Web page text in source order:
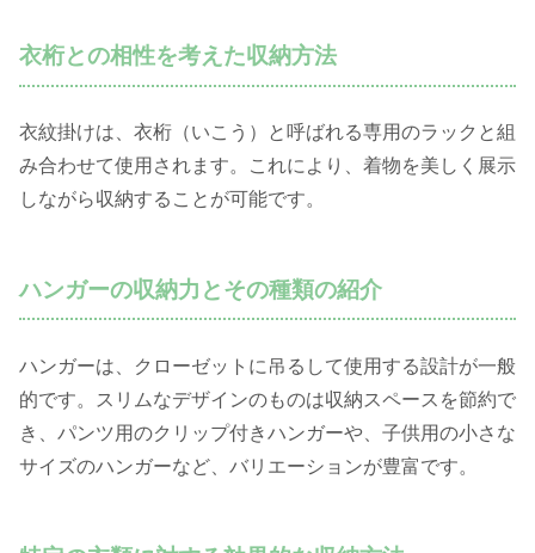
衣桁との相性を考えた収納方法
衣紋掛けは、衣桁（いこう）と呼ばれる専用のラックと組
み合わせて使用されます。これにより、着物を美しく展示
しながら収納することが可能です。
ハンガーの収納力とその種類の紹介
ハンガーは、クローゼットに吊るして使用する設計が一般
的です。スリムなデザインのものは収納スペースを節約で
き、パンツ用のクリップ付きハンガーや、子供用の小さな
サイズのハンガーなど、バリエーションが豊富です。